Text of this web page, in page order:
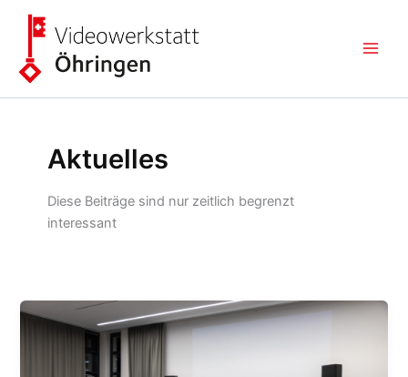
springen
Aktuelles
Diese Beiträge sind nur zeitlich begrenzt
interessant